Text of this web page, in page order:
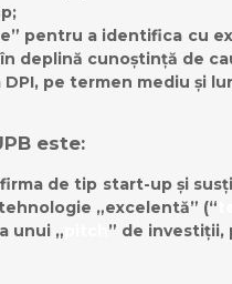
pentru a identifica cu
deplină cunoștință de
pe termen mediu și
este:
de tip start-up și
„excelentă” (“
unui „ ” de investiții,